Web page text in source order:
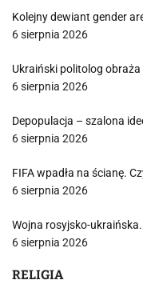
Kolejny dewiant gender
6 sierpnia 2026
Ukraiński politolog
6 sierpnia 2026
Depopulacja – szalona
6 sierpnia 2026
FIFA wpadła na ścianę.
6 sierpnia 2026
Wojna rosyjsko-
6 sierpnia 2026
RELIGIA